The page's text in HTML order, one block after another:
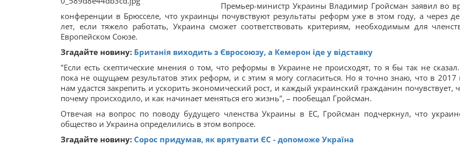
Премьер-министр Украины Владимир Гройсман заявил во
конференции в Брюсселе, что украинцы почувствуют результаты реформ уже в этом году, а через
лет, если тяжело работать, Украина сможет соответствовать критериям, необходимым для
Европейском Союзе.
Згадайте новину: Британія виходить з Євросоюзу, а Кемерон іде у відставку
"Если есть скептические мнения о том, что реформы в Украине не происходят, то я бы так не
пока не ощущаем результатов этих реформ, и с этим я могу согласиться. Но я точно знаю, что в 2017
нам удастся закрепить и ускорить экономический рост, и каждый украинский гражданин почувствует,
почему происходило, и как начинает меняться его жизнь", – пообещал Гройсман.
Отвечая на вопрос по поводу будущего членства Украины в ЕС, Гройсман подчеркнул, что
общество и Украина определились в этом вопросе.
Згадайте новину: Сорос придумав, як врятувати ЄС - допоможе Україна